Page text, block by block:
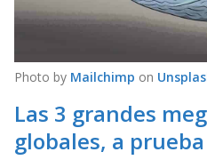
Photo by Mailchimp on
Las 3 grandes
globales, a prueba